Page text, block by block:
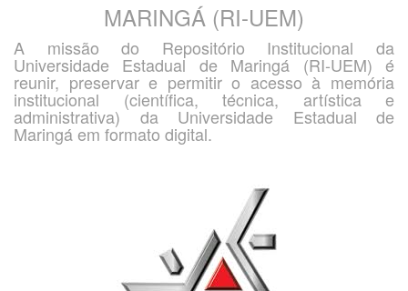
MARINGÁ (RI-UEM)
A missão do Repositório Institucional da
Universidade Estadual de Maringá (RI-UEM) é
reunir, preservar e permitir o acesso à memória
institucional (científica, técnica, artística e
administrativa) da Universidade Estadual de
Maringá em formato digital.